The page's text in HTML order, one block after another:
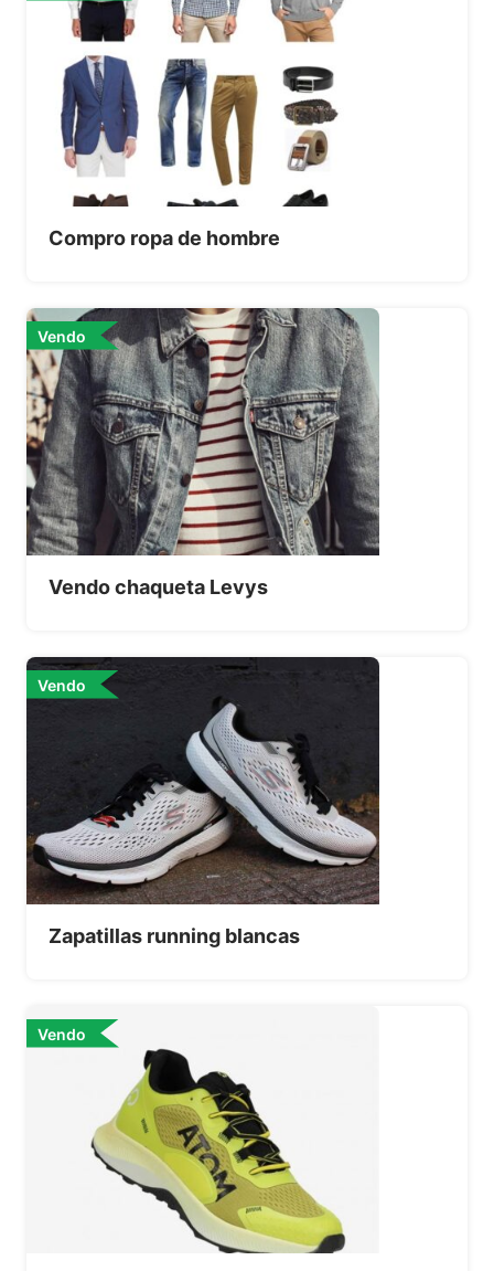
Compro ropa de hombre
Vendo
Vendo chaqueta Levys
Vendo
Zapatillas running blancas
Vendo